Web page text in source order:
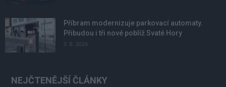
Příbram modernizuje parkovací automaty.
Přibudou i tři nové poblíž Svaté Hory
3. 8. 2026
NEJČTENĚJŠÍ ČLÁNKY